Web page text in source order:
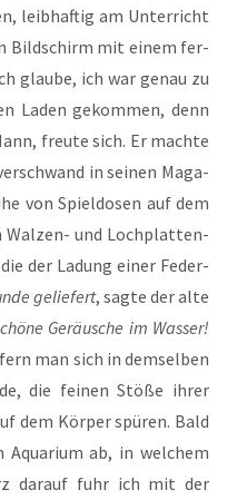
leib­haf­tig am Unter­richt
Bild­schirm mit einem fer­
glau­be, ich war genau zu
Laden gekom­men, denn
freu­te sich. Er mach­te
in sei­nen Maga­
von Spiel­do­sen auf dem
Wal­zen- und Loch­plat­ten­
der Ladung einer Feder­
gelie­fert, sag­te der alte
Geräu­sche im Was­ser!
man sich in dem­sel­ben
die fei­nen Stö­ße ihrer
dem Kör­per spü­ren. Bald
ab, in wel­chem
dar­auf fuhr ich mit der